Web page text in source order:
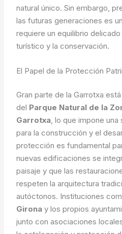
natural único. Sin embargo,
las futuras generaciones es
requiere un equilibrio
turístico y la conservación.
El Papel de la Protección
Gran parte de la Garrotxa
del Parque Natural de la
Garrotxa, lo que impone
para la construcción y el
protección es fundamental
nuevas edificaciones se
paisaje y que las
respeten la arquitectura
autóctonos. Instituciones
Girona y los propios
junto con asociaciones